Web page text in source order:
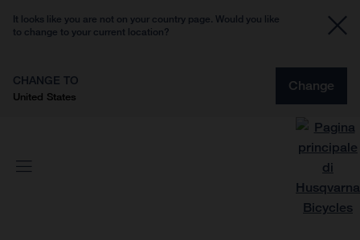
It looks like you are not on your country page. Would you like
to change to your current location?
CHANGE TO
United States
Change